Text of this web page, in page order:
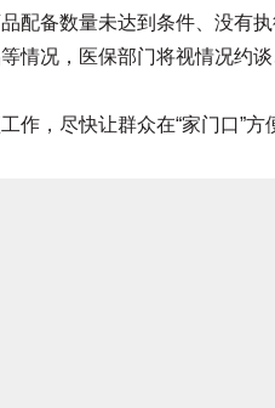
配备数量未达到条件、没有
情况，医保部门将视情况约
，尽快让群众在“家门口”方